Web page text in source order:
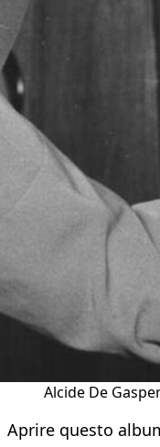
Alcide De
Aprire questo